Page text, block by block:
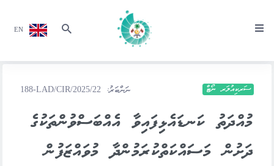
EN
ސަރކިއުލަރ ނޯޓް ނަންބަރު: 188-LAD/CIR/2025/22
މުއްދަތު ކަނޑައެޅިފައިވާ އެއްބަސްވުންތަކުގެ
ދަށުން މަސައްކަތްކުރަމުންދާ މުވައްޒަފުން